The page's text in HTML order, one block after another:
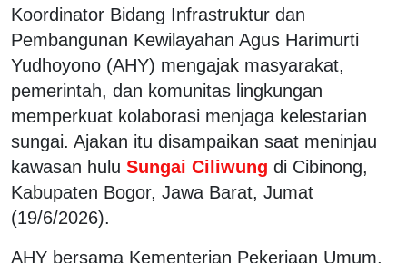
Koordinator Bidang Infrastruktur dan
Pembangunan Kewilayahan Agus Harimurti
Yudhoyono (AHY) mengajak masyarakat,
pemerintah, dan komunitas lingkungan
memperkuat kolaborasi menjaga kelestarian
sungai. Ajakan itu disampaikan saat meninjau
kawasan hulu Sungai Ciliwung di Cibinong,
Kabupaten Bogor, Jawa Barat, Jumat
(19/6/2026).
AHY bersama Kementerian Pekerjaan Umum,